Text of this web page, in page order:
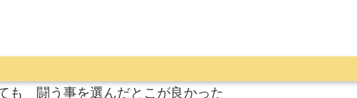
も 闘う事を選んだとこが良かった